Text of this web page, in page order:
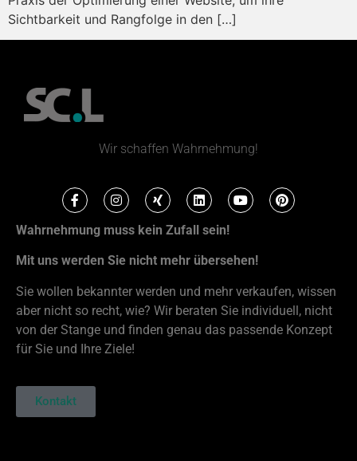
Sichtbarkeit und Rangfolge in den […]
Wir schaffen Wahrnehmung!
Wahrnehmung muss kein Zufall sein!
Mit uns werden Sie nicht mehr übersehen!
Sie wollen bekannter werden und mehr verkaufen, wissen
aber nicht so recht, wie? Wir beraten Sie individuell, nicht
von der Stange und finden genau das passende Konzept
für Sie und Ihre Ziele!
Kontakt